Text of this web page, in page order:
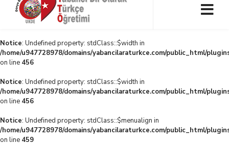
Notice: Undefined property: stdClass::$width in
/home/u947728978/domains/yabancilaraturkce.com/public_html/
on line 456
Notice: Undefined property: stdClass::$width in
/home/u947728978/domains/yabancilaraturkce.com/public_html/
on line 456
Notice: Undefined property: stdClass::$menualign in
/home/u947728978/domains/yabancilaraturkce.com/public_html/
on line 459